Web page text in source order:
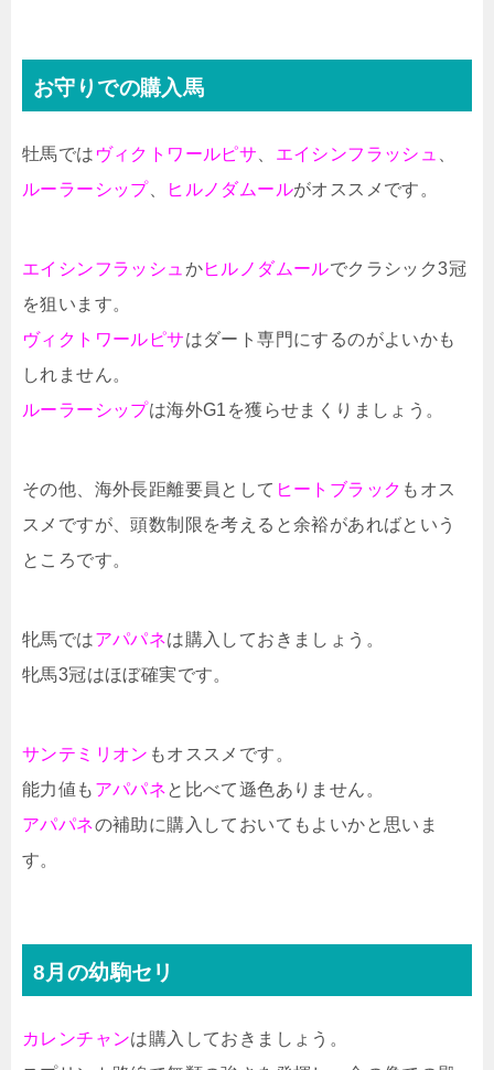
お守りでの購入馬
牡馬では ヴィクトワールピサ エイシンフラッシュ
ルーラーシップ、 ヒルノダムールがオススメです。
エイシンフラッシュ かヒルノダムールでクラシック3冠
を狙います。
ヴィクトワールピサはダート専門にするのがよいかも
しれません。
ルーラーシップは海外G1を獲らせまくりましょう。
その他、海外長距離要員として ヒートブラック もオス
スメですが、頭数制限を考えると余裕があればという
ところです。
牝馬ではアパパネは購入しておきましょう。
牝馬3冠はほぼ確実です。
サンテミリオン もオススメです。
能力値も アパパネと比べて遜色ありません。
アパパネの補助に購入しておいてもよいかと思いま
す。
8月の幼駒セリ
カレンチャンは購入しておきましょう。